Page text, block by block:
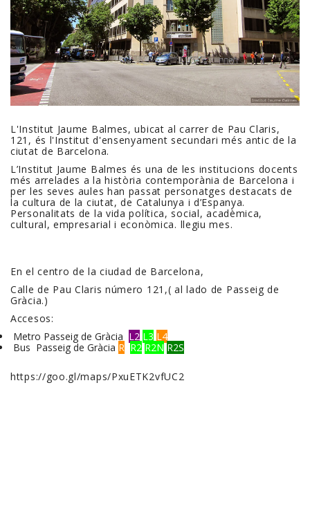
L'Institut Jaume Balmes, ubicat al carrer de Pau Claris,
121, és l'Institut d'ensenyament secundari més antic de la
ciutat de Barcelona.
L’Institut Jaume Balmes és una de les institucions docents
més arrelades a la història contemporània de Barcelona i
per les seves aules han passat personatges destacats de
la cultura de la ciutat, de Catalunya i d’Espanya.
Personalitats de la vida política, social, acadèmica,
cultural, empresarial i econòmica. llegiu mes.
En el centro de la ciudad de Barcelona,
Calle de Pau Claris número 121,( al lado de Passeig de
Gràcia.)
Accesos:
Metro Passeig de Gràcia L2 L3 L4
Bus Passeig de Gràcia R R2 R2N R2S
https://goo.gl/maps/PxuETK2vfUC2